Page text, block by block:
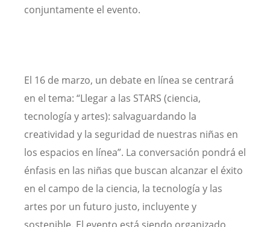
conjuntamente el evento.
El 16 de marzo, un debate en línea se centrará
en el tema: “Llegar a las STARS (ciencia,
tecnología y artes): salvaguardando la
creatividad y la seguridad de nuestras niñas en
los espacios en línea”. La conversación pondrá el
énfasis en las niñas que buscan alcanzar el éxito
en el campo de la ciencia, la tecnología y las
artes por un futuro justo, incluyente y